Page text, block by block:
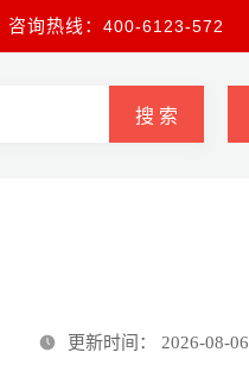
咨询热线： 400-6123-572
搜 索
更新时间： 2026-08-06